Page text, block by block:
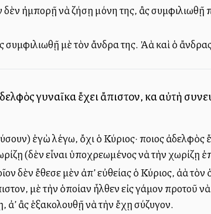
ἠμπορῇ νὰ ζήσῃ μόνη της, ἂς συμφιλιωθῇ
μὲ τὸν ἄνδρα της. Ἀλλὰ καὶ ὁ
γυναῖκα ἔχει ἄπιστον, καὶ αὐτὴ
ἐγὼ λέγω, ὄχι ὁ Κύριος· Ὅποιος ἀδελφὸς
(δὲν εἶναι ὑποχρεωμένος νὰ τὴν χωρίζῃ
δὲν ἔθεσε μὲν ἀπ’ εὐθείας ὁ Κύριος, ἀλλὰ
μὲ τὴν ὁποίαν ἦλθεν εἰς γάμον προτοῦ
ἂς ἑξακολουθῇ νὰ τὴν ἔχῃ σύζυγον.